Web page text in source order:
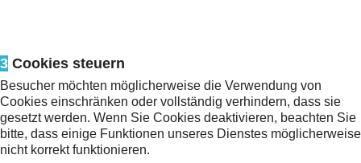
3 Cookies steuern
Besucher möchten möglicherweise die Verwendung von
Cookies einschränken oder vollständig verhindern, dass sie
gesetzt werden. Wenn Sie Cookies deaktivieren, beachten Sie
bitte, dass einige Funktionen unseres Dienstes möglicherweise
nicht korrekt funktionieren.